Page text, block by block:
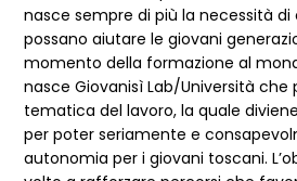
nasce sempre di più la necessità
possano aiutare le giovani
momento della formazione al
nasce Giovanisì Lab/Università che
tematica del lavoro, la quale
per poter seriamente e
autonomia per i giovani toscani.